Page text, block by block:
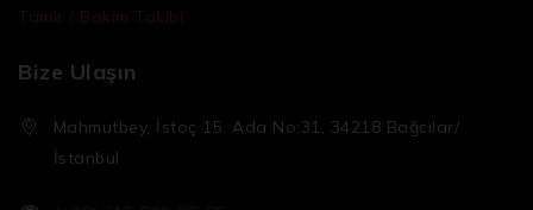
Tamir / Bakım Takibi
Bize Ulaşın
Mahmutbey, İstoç 15. Ada No:31, 34218 Bağcılar/
İstanbul